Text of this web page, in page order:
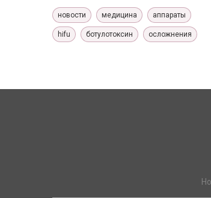
новости медицина аппараты
hifu ботулотоксин осложнения